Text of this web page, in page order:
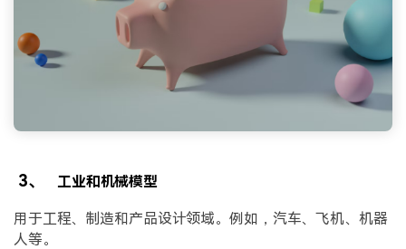
3、 工业和机械模型
用于工程、制造和产品设计领域。例如，汽车、飞机、机器
人等。